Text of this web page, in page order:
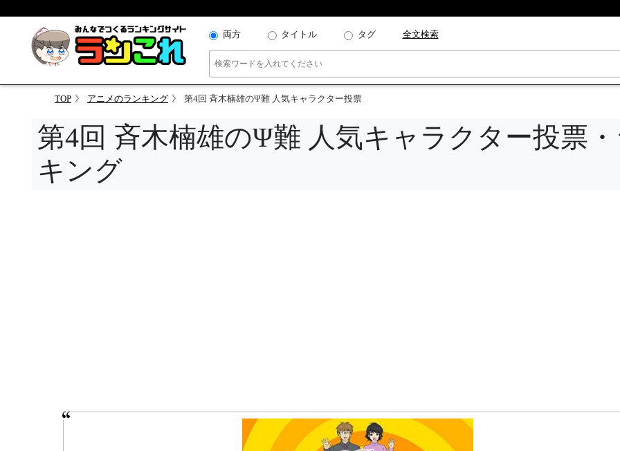
両方 タイトル タグ 全文検索
TOP アニメのランキング 第4回 斉木楠雄のΨ難 人気キャラクター投票
第4回 斉木楠雄のΨ難 人気キャラクター投票
キング